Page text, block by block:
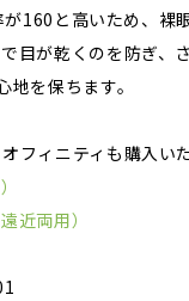
160と高いため、裸
目が乾くのを防ぎ、
を保ちます。
フィニティも購入い
近両用）